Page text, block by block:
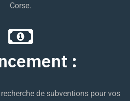
Corse.
:
de subventions pour vos